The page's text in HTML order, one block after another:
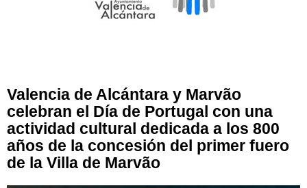
Valencia de Alcántara y Marvão
celebran el Día de Portugal con una
actividad cultural dedicada a los 800
años de la concesión del primer fuero
de la Villa de Marvão